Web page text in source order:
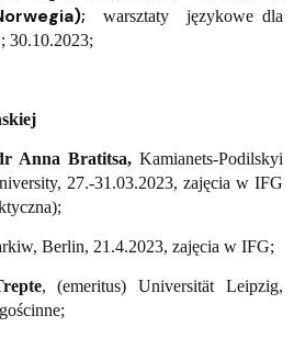
warsztaty językowe dla
30.10.2023;
Anna Bratitsa, Kamianets-Podilskyi
27.-31.03.2023, zajęcia w IFG
Berlin, 21.4.2023, zajęcia w IFG;
, (emeritus) Universität Leipzig,